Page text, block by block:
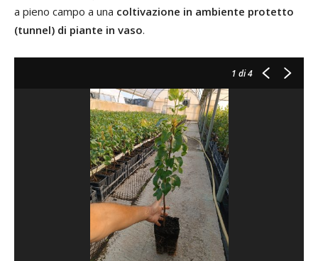
a pieno campo a una coltivazione in ambiente protetto
(tunnel) di piante in vaso.
1 di 4